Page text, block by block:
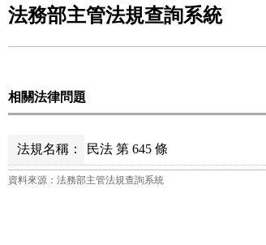
法務部主管法規查詢系統
相關法律問題
法規名稱： 民法 第 645 條
資料來源：法務部主管法規查詢系統